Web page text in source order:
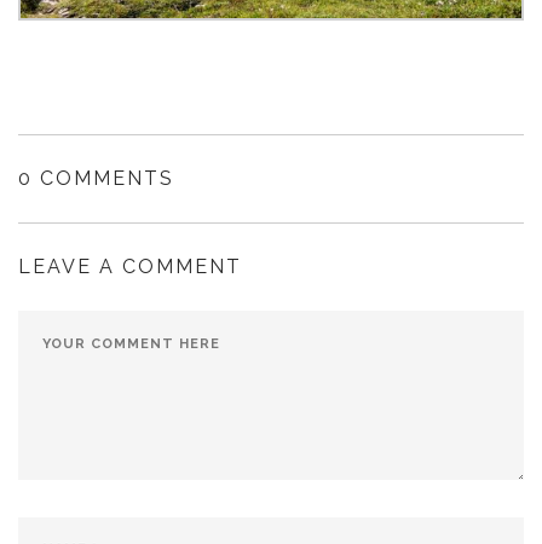
0 COMMENTS
LEAVE A COMMENT